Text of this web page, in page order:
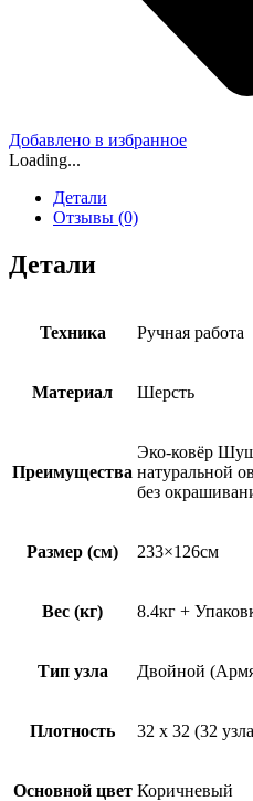
Добавлено в избранное
Loading...
Детали
Отзывы (0)
Детали
Техника Ручная работа
Материал Шерсть
Преимущества
Эко-ковёр
натуральной
без
Размер (см) 233×126см
Вес (кг) 8.4кг +
Тип узла Двойной
Плотность 32 х 32 (32
Основной цвет Коричневый